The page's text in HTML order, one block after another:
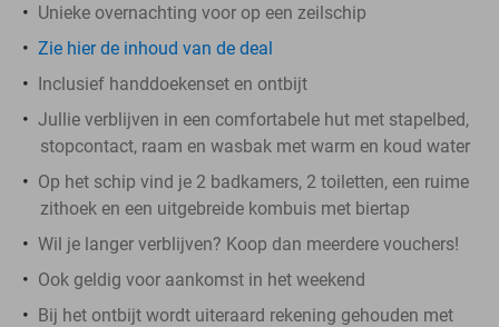
Unieke overnachting voor op een zeilschip
Zie hierde inhoud van de deal
Inclusief handdoekenset en ontbijt
Jullie verblijven in een comfortabele hut met stapelbed,
stopcontact, raam en wasbak met warm en koud water
Op het schip vind je 2 badkamers, 2 toiletten, een ruime
zithoek en een uitgebreide kombuis met biertap
Wil je langer verblijven? Koop dan meerdere vouchers!
Ook geldig voor aankomst in het weekend
Bij het ontbijt wordt uiteraard rekening gehouden met